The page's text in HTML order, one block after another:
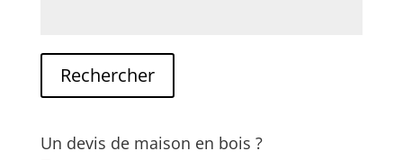
Un devis de maison en bois ?